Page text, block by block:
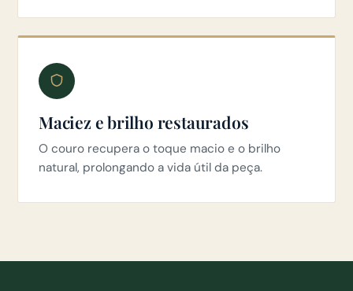
Maciez e brilho restaurados
O couro recupera o toque macio e o brilho
natural, prolongando a vida útil da peça.